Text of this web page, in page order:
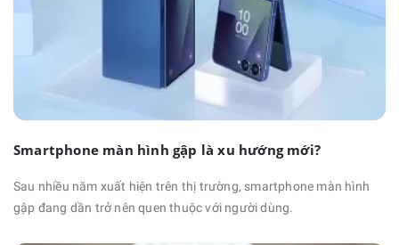
Smartphone màn hình gập là xu hướng mới?
Sau nhiều năm xuất hiện trên thị trường, smartphone màn hình
gập đang dần trở nên quen thuộc với người dùng.